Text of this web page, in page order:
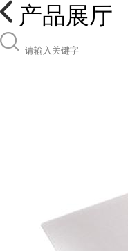
产品展厅